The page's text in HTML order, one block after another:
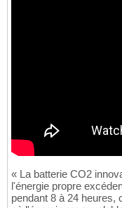
« La batterie CO2
l'énergie propre
pendant 8 à 24 heures,